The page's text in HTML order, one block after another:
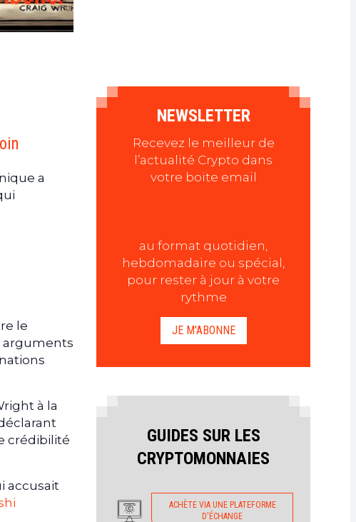
a
le
arguments
à la
crédibilité
accusait
NEWSLETTER
Recevez le meilleur de
l’actualité Crypto dans
votre boite email
au format quotidien,
hebdomadaire ou spécial,
pour rester à jour à votre
rythme
JE M'ABONNE
GUIDES SUR LES
CRYPTOMONNAIES
ACHÈTE VIA UNE PLATEFORME
D'ÉCHANGE